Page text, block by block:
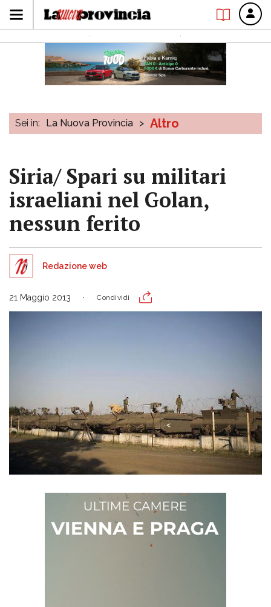
Sei in: La Nuova Provincia > Altro
Siria/ Spari su militari
israeliani nel Golan,
nessun ferito
Redazione web
21 Maggio 2013 Condividi